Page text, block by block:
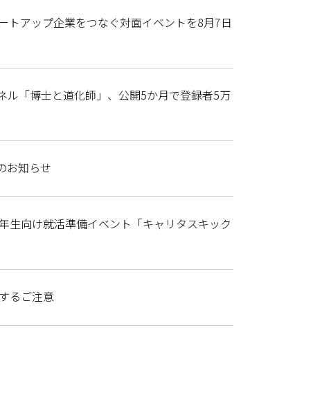
トアップ企業をつなぐ対面イベントを8月7日
ル「博士と道化師」、公開5か月で登録者5万
お知らせ
生向け就活準備イベント「キャリタスキック
るご注意